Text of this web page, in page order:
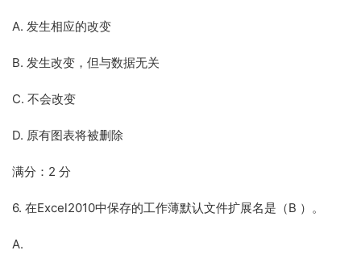
A. 发生相应的改变
B. 发生改变，但与数据无关
C. 不会改变
D. 原有图表将被删除
满分：2 分
6. 在Excel2010中保存的工作薄默认文件扩展名是（B ）。
A.